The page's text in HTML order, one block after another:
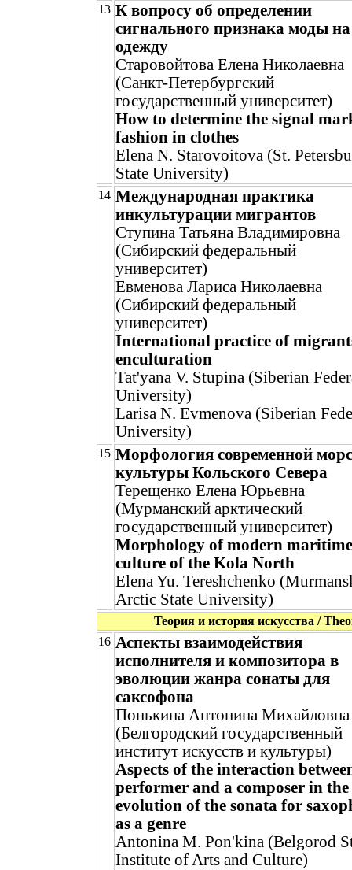
13 К вопросу об определении
сигнального признака моды на
одежду
Старовойтова Елена Николаевна
(Санкт-Петербургский
государственный университет)
How to determine the signal
fashion in clothes
Elena N. Starovoitova (St.
State University)
14 Международная практика
инкультурации мигрантов
Ступина Татьяна Владимировна
(Сибирский федеральный
университет)
Евменова Лариса Николаевна
(Сибирский федеральный
университет)
International practice of
enculturation
Tat'yana V. Stupina (Siberian
University)
Larisa N. Evmenova (Siberian
University)
15 Морфология современной
культуры Кольского Севера
Терещенко Елена Юрьевна
(Мурманский арктический
государственный университет)
Morphology of modern maritime
culture of the Kola North
Elena Yu. Tereshchenko
Arctic State University)
Теория и история искусства /
16 Аспекты взаимодействия
исполнителя и композитора в
эволюции жанра сонаты для
саксофона
Понькина Антонина Михайловна
(Белгородский государственный
институт искусств и культуры)
Aspects of the interaction
performer and a composer in the
evolution of the sonata for
as a genre
Antonina M. Pon'kina (Belgorod
Institute of Arts and Culture)